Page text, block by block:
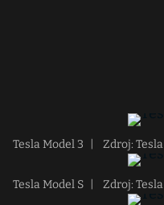
Tesla Model 3 Zdroj: Tesla
Tesla Model S Zdroj: Tesla